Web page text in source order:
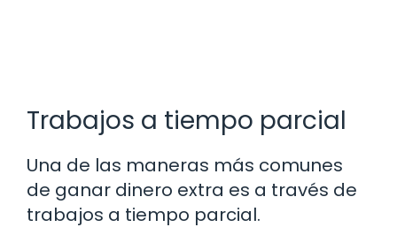
Trabajos a tiempo parcial
Una de las maneras más comunes
de ganar dinero extra es a través de
trabajos a tiempo parcial.